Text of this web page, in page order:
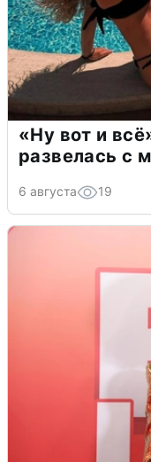
«Ну вот и
развелась с
6 августа 19